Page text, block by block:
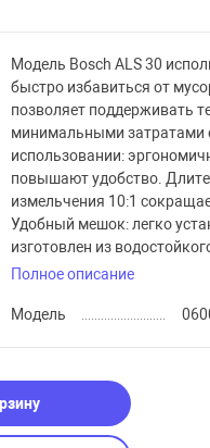
Модель Bosch ALS 30
быстро избавиться от
позволяет поддерживать
минимальными затратами
использовании:
повышают удобство.
измельчения 10:1
Удобный мешок: легко
изготовлен из
Полное описание
Модель